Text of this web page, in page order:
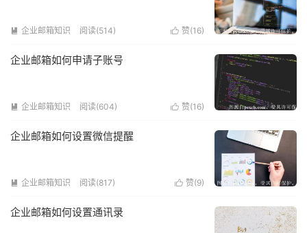
 企业邮箱知识 阅读(514)  赞(16)
企业邮箱如何申请子账号
 企业邮箱知识 阅读(604)  赞(16)
企业邮箱如何设置微信提醒
 企业邮箱知识 阅读(817)  赞(9)
企业邮箱如何设置通讯录